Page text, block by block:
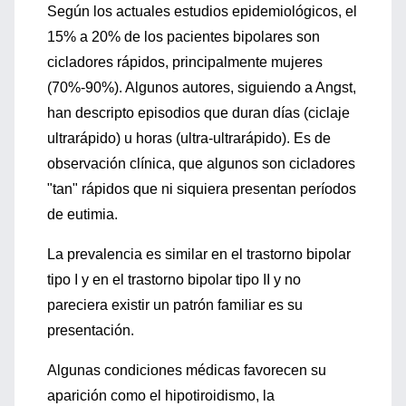
Según los actuales estudios epidemiológicos, el
15% a 20% de los pacientes bipolares son
cicladores rápidos, principalmente mujeres
(70%-90%). Algunos autores, siguiendo a Angst,
han descripto episodios que duran días (ciclaje
ultrarápido) u horas (ultra-ultrarápido). Es de
observación clínica, que algunos son cicladores
"tan" rápidos que ni siquiera presentan períodos
de eutimia.
La prevalencia es similar en el trastorno bipolar
tipo I y en el trastorno bipolar tipo II y no
pareciera existir un patrón familiar es su
presentación.
Algunas condiciones médicas favorecen su
aparición como el hipotiroidismo, la